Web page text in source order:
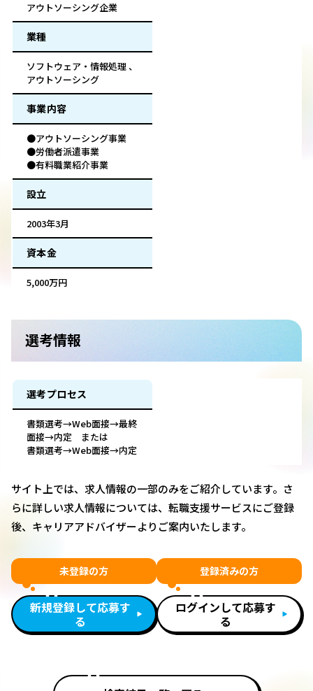
アウトソーシング企業
業種
ソフトウェア・情報処理 、
アウトソーシング
事業内容
●アウトソーシング事業
●労働者派遣事業
●有料職業紹介事業
設立
2003年3月
資本金
5,000万円
選考情報
選考プロセス
書類選考→Web面接→最終
面接→内定 または
書類選考→Web面接→内定
サイト上では、求人情報の一部のみをご紹介しています。さ
らに詳しい求人情報については、転職支援サービスにご登録
後、キャリアアドバイザーよりご案内いたします。
未登録の方
新規登録して応募す
る
登録済みの方
ログインして応募す
る